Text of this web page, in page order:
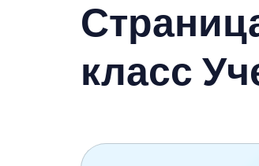
2 класс
3 класс
4 класс
6 класс
класс